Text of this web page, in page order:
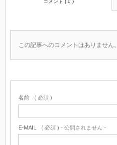
コメント ( 0 )
この記事へのコメントはありません。
名前 ( 必須 )
E-MAIL ( 必須 ) - 公開されません -